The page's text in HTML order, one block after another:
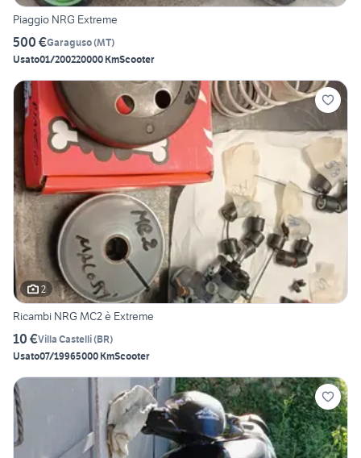
Piaggio NRG Extreme
500 €Garaguso(MT)
Usato01/200220000 KmScooter
2
Ricambi NRG MC2 è Extreme
10 €Villa Castelli(BR)
Usato07/19965000 KmScooter